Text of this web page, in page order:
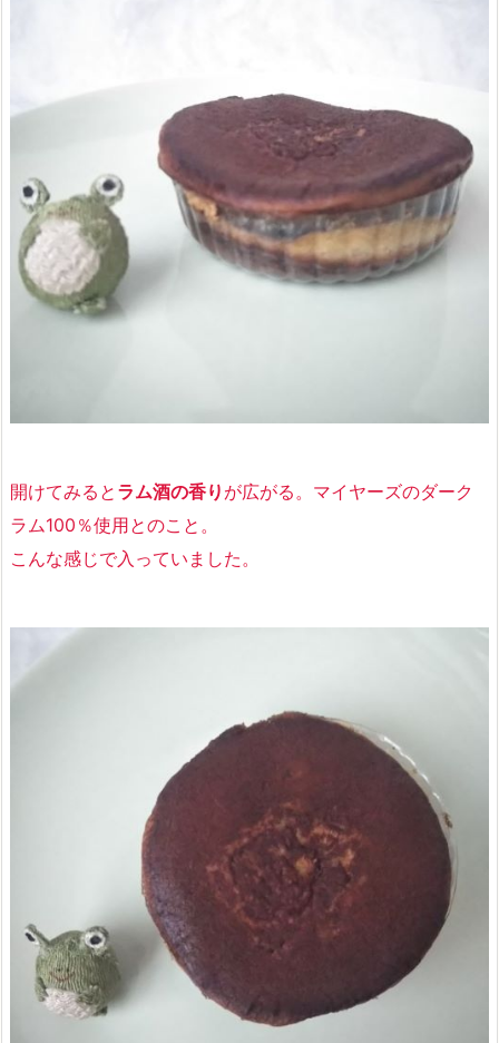
開けてみると ラム酒の香り が広がる。マイヤーズのダーク
ラム100％使用とのこと。
こんな感じで入っていました。